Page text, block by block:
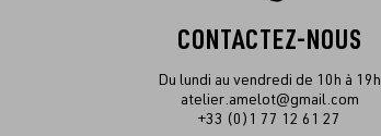
CONTACTEZ-NOUS
Du lundi au vendredi de 10h à 19h
atelier.amelot@gmail.com
+33 (0)1 77 12 61 27